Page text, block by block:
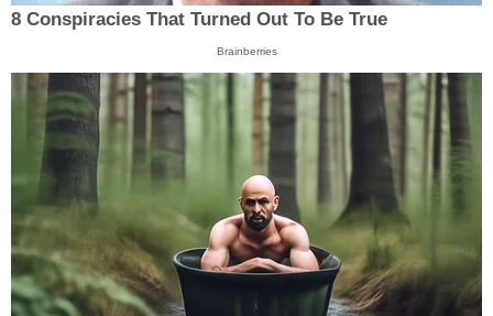
8 Conspiracies That Turned Out To Be True
Brainberries